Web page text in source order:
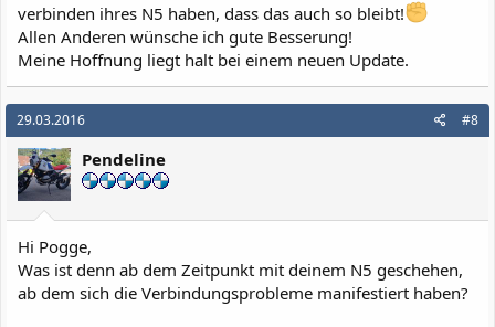
verbinden ihres N5 haben, dass das auch so bleibt!
Allen Anderen wünsche ich gute Besserung!
Meine Hoffnung liegt halt bei einem neuen Update.
29.03.2016 #8
Pendeline
Hi Pogge,
Was ist denn ab dem Zeitpunkt mit deinem N5 geschehen,
ab dem sich die Verbindungsprobleme manifestiert haben?